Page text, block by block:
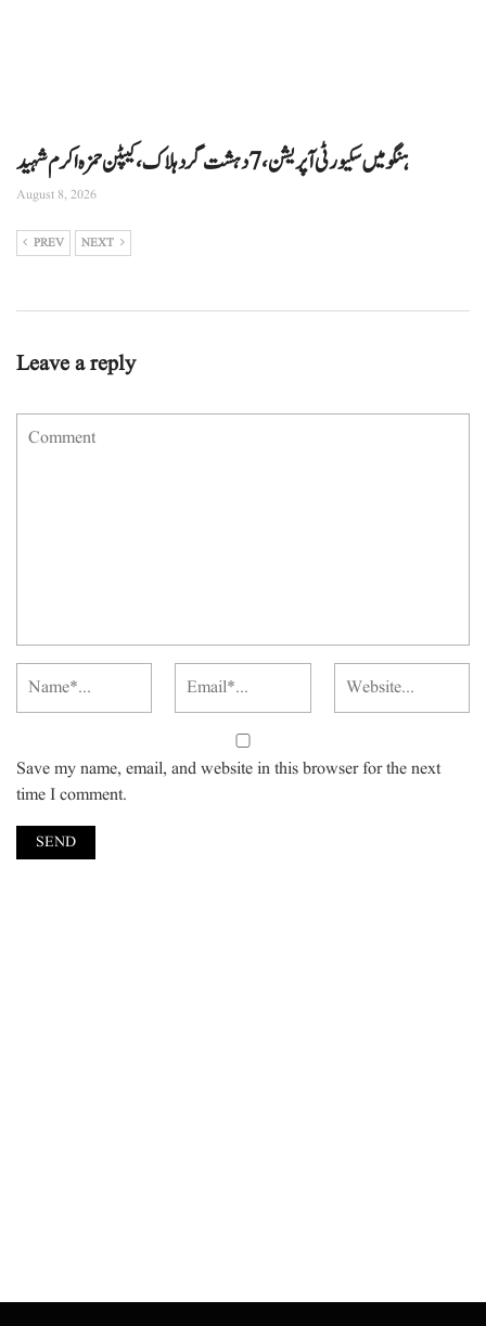
ہنگو میں سکیورٹی آپریشن، 7 دہشت گرد ہلاک، کیپٹن حمزہ اکرم شہید
August 8, 2026
PREV NEXT
Leave a reply
Save my name, email, and website in this browser for the next
time I comment.